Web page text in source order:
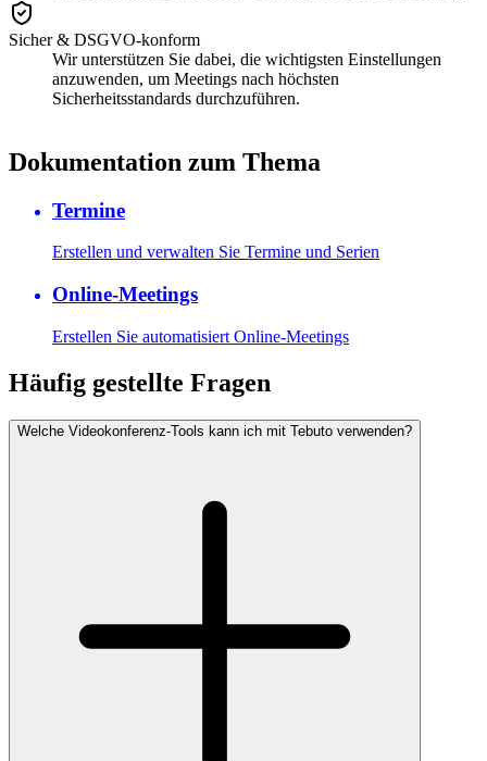
Sicher & DSGVO-konform
Wir unterstützen Sie dabei, die wichtigsten Einstellungen
anzuwenden, um Meetings nach höchsten
Sicherheitsstandards durchzuführen.
Dokumentation zum Thema
Termine
Erstellen und verwalten Sie Termine und Serien
Online-Meetings
Erstellen Sie automatisiert Online-Meetings
Häufig gestellte Fragen
Welche Videokonferenz-Tools kann ich mit Tebuto verwenden?